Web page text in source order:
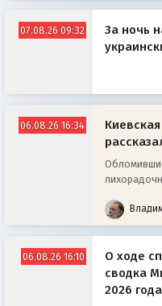
07.08.26 09:32
За ночь
06.08.26 16:34
06.08.26 16:10
О ходе
сводка
2026 года